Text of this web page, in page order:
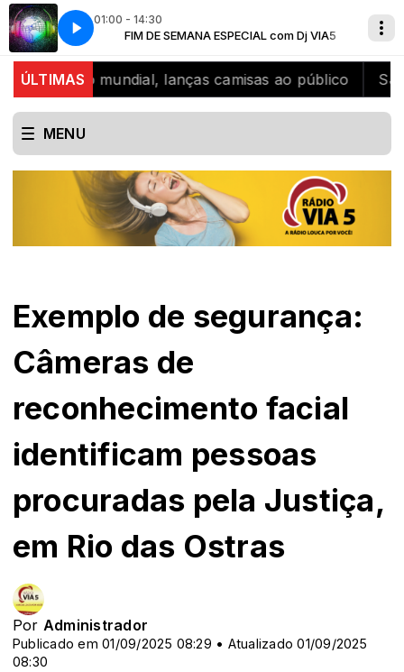
01:00 - 14:30
Dj VIA5 FIM DE SEMANA ESPECIAL com Dj VIA5
A Radio louca por voce
ÚLTIMASmundial, lanças camisas ao público SJB
MENU
Exemplo de segurança:
Câmeras de
reconhecimento facial
identificam pessoas
procuradas pela Justiça,
em Rio das Ostras
Por Administrador
Publicado em 01/09/2025 08:29 • Atualizado 01/09/2025
08:30